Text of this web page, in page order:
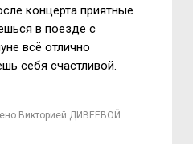
концерта приятные
в поезде с
всё отлично
себя счастливой.
Викторией ДИВЕЕВОЙ